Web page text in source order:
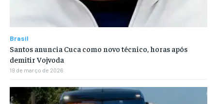
Brasil
Santos anuncia Cuca como novo técnico, horas após
demitir Vojvoda
19 de março de 2026